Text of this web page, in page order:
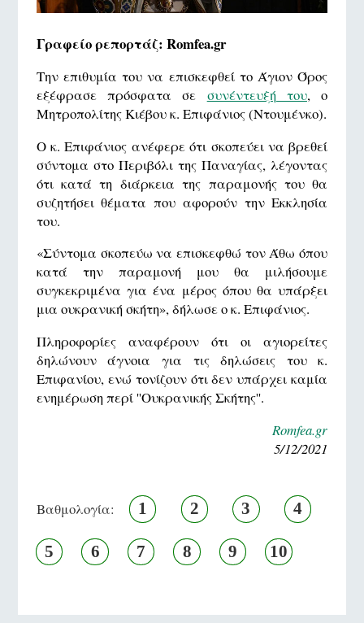
Γραφείο ρεπορτάζ: Romfea.gr
Την επιθυμία του να επισκεφθεί το Άγιον Όρος
εξέφρασε πρόσφατα σε συνέντευξή του, ο
Μητροπολίτης Κιέβου κ. Επιφάνιος (Ντουμένκο).
Ο κ. Επιφάνιος ανέφερε ότι σκοπεύει να βρεθεί
σύντομα στο Περιβόλι της Παναγίας, λέγοντας
ότι κατά τη διάρκεια της παραμονής του θα
συζητήσει θέματα που αφορούν την Εκκλησία
του.
«Σύντομα σκοπεύω να επισκεφθώ τον Άθω όπου
κατά την παραμονή μου θα μιλήσουμε
συγκεκριμένα για ένα μέρος όπου θα υπάρξει
μια ουκρανική σκήτη», δήλωσε ο κ. Επιφάνιος.
Πληροφορίες αναφέρουν ότι οι αγιορείτες
δηλώνουν άγνοια για τις δηλώσεις του κ.
Επιφανίου, ενώ τονίζουν ότι δεν υπάρχει καμία
ενημέρωση περί ''Ουκρανικής Σκήτης''.
Romfea.gr
5/12/2021
Βαθμολογία: 1 2 3 4
5 6 7 8 9 10